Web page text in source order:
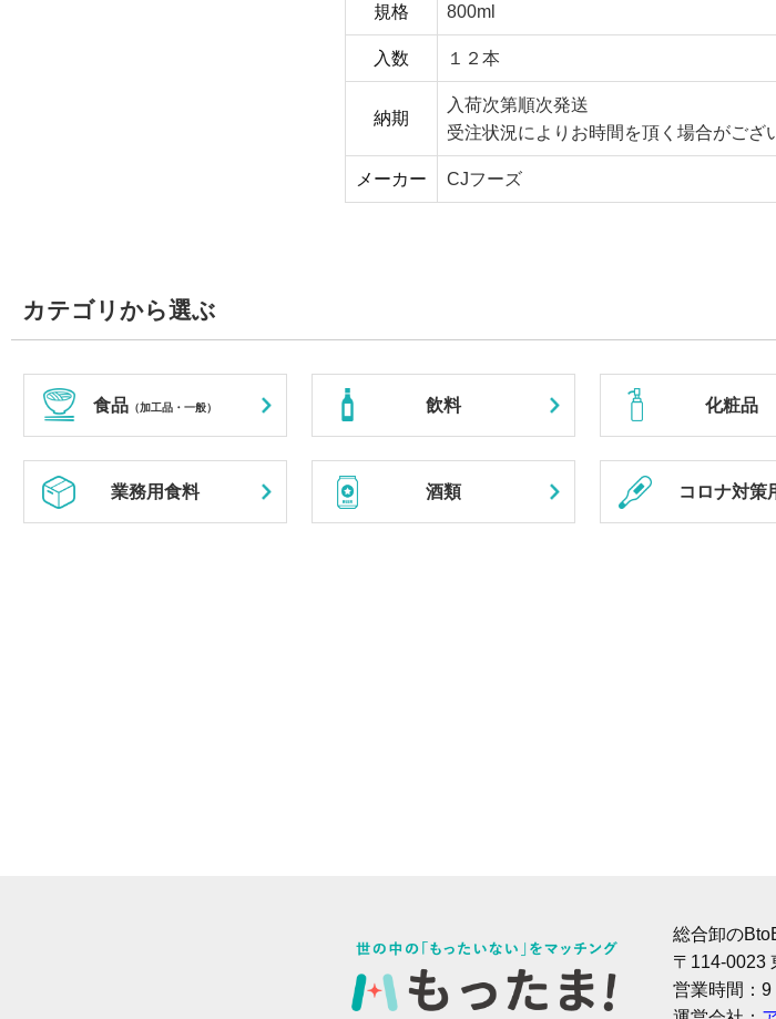
規格 800ml
入数 １２本
納期
入荷次第順次発送
受注状況によりお時間を頂く場合がござ
メーカー CJフーズ
カテゴリから選ぶ
食品 （加工品・一般） 飲料 化粧品
業務用食料 酒類 コロナ対策
総合卸の
〒114-0023
営業時間：